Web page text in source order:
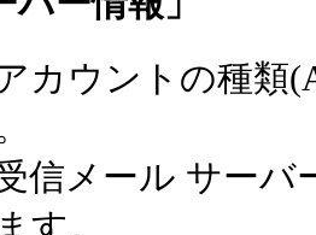
アカウントの種類
受信メール サー